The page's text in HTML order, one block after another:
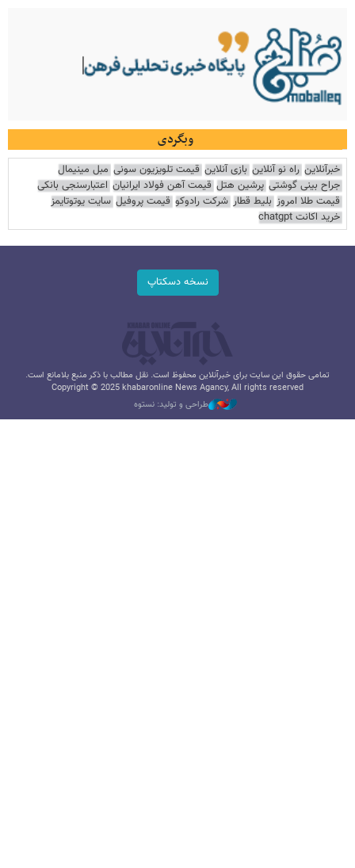
وبگردی
خبرآنلاین راه نو آنلاین بازی آنلاین قیمت تلویزیون سونی مبل مینیمال
جراح بینی گوشتی پرشین هتل قیمت آهن فولاد ایرانیان اعتبارسنجی بانکی
قیمت طلا امروز بلیط قطار شرکت رادوکو قیمت پروفیل سایت یوتوتایمز
خرید اکانت chatgpt
نسخه دسکتاپ
تمامی حقوق این سایت برای خبرآنلاین محفوظ است. نقل مطالب با ذکر منبع بلامانع است.
Copyright © 2025 khabaronline News Agancy, All rights reserved
طراحی و تولید: نستوه